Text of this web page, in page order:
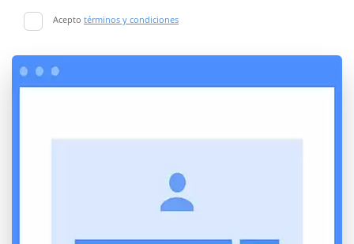
Acepto términos y condiciones